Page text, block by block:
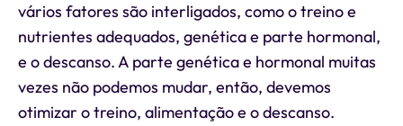
vários fatores são interligados, como o treino e
nutrientes adequados, genética e parte hormonal,
e o descanso. A parte genética e hormonal muitas
vezes não podemos mudar, então, devemos
otimizar o treino, alimentação e o descanso.